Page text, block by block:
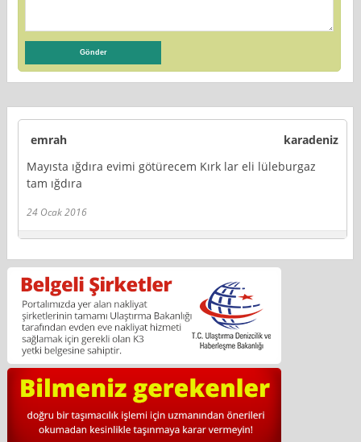
emrah
karadeniz
Mayısta ığdıra evimi götürecem Kırk lar eli lüleburgaz
tam ığdıra
24 Ocak 2016